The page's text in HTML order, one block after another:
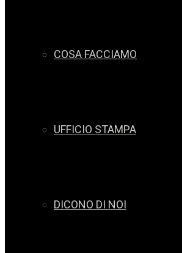
COSA FACCIAMO
UFFICIO STAMPA
DICONO DI NOI